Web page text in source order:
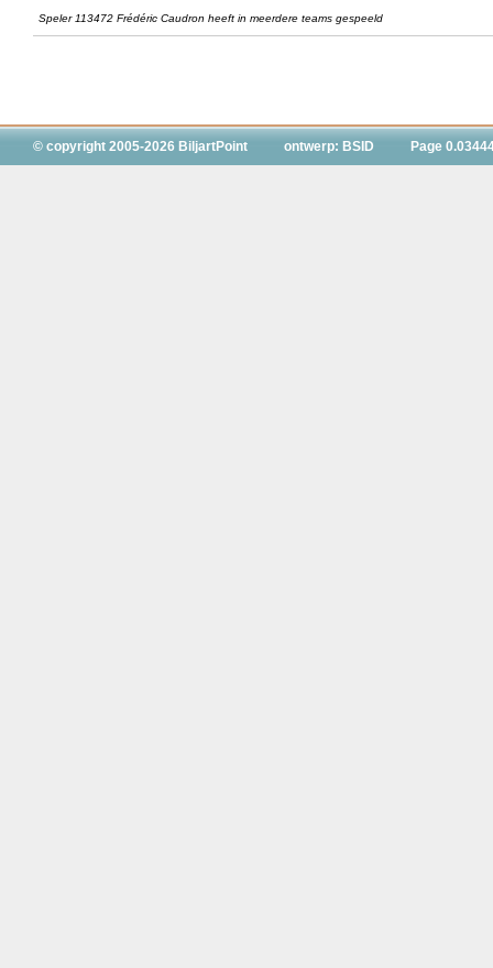
Speler 113472 Frédéric Caudron heeft in meerdere teams gespeeld
© copyright 2005-2026 BiljartPoint ontwerp: BSID Page